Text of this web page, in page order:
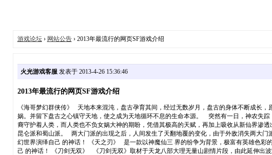
游戏论坛› 网站公告› 2013年最流行的网页SF游戏介绍
火光游戏客服发表于 2013-4-26 15:36:46
2013年最流行的网页SF游戏介绍
《海哥梦幻群侠传》 天地本来混沌，盘古孕育其间，经过无数岁月，盘古的身体不断成长
娲。并留下盘古之心镇守天地，使之成为天地循环不息的生命本源。 突然有一日，神农失
裔守护着人类，而人类也不负女娲大神的期盼，凭借其极高的天赋，再加上吸收从新仙界渗
昆仑派和蜀山派。 两大门派的出现之后，人间发生了天翻地覆的变化，由于外敌消失两大
幻世界演绎自己 的神话！ 《天之刃》 是一款以神魔仙三 界的纷争为背景，极富有英雄色彩
己 的神话！ 《刀剑无双》 《刀剑无双》取材于天龙八部大理无量山剧情片段，由此